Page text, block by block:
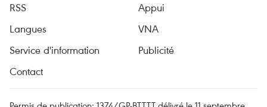
RSS
Appui
Langues
VNA
Service d'information
Publicité
Contact